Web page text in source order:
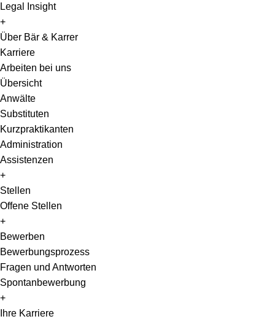
Legal Insight
+
Über Bär & Karrer
Karriere
Arbeiten bei uns
Übersicht
Anwälte
Substituten
Kurzpraktikanten
Administration
Assistenzen
+
Stellen
Offene Stellen
+
Bewerben
Bewerbungsprozess
Fragen und Antworten
Spontanbewerbung
+
Ihre Karriere